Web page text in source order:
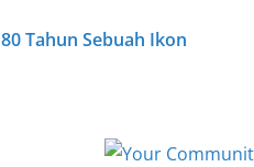
Tahun Sebuah Ikon